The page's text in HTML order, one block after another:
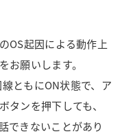
OS起因による動作上
お願いします。
ともにON状態で、ア
タンを押下しても、
できないことがあり